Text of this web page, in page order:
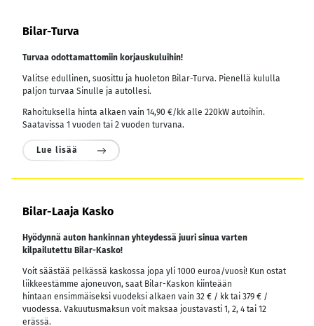
Bilar-Turva
Turvaa odottamattomiin korjauskuluihin!
Valitse edullinen, suosittu ja huoleton Bilar-Turva. Pienellä kululla
paljon turvaa Sinulle ja autollesi.
Rahoituksella hinta alkaen vain 14,90 €/kk alle 220kW autoihin.
Saatavissa 1 vuoden tai 2 vuoden turvana.
Lue lisää
Bilar-Laaja Kasko
Hyödynnä auton hankinnan yhteydessä juuri sinua varten
kilpailutettu Bilar-Kasko!
Voit säästää pelkässä kaskossa jopa yli 1000 euroa/vuosi! Kun ostat
liikkeestämme ajoneuvon, saat Bilar-Kaskon kiinteään
hintaan ensimmäiseksi vuodeksi alkaen vain 32 € / kk tai 379 € /
vuodessa. Vakuutusmaksun voit maksaa joustavasti 1, 2, 4 tai 12
erässä.